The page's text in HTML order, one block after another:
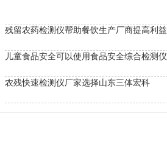
残留农药检测仪帮助餐饮生产厂商提高利益
儿童食品安全可以使用食品安全综合检测仪
农残快速检测仪厂家选择山东三体宏科